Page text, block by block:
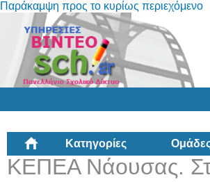
Παράκαμψη προς το κυρίως περιεχόμενο
Κατηγορίες
ΚΕΠΕΑ Νάουσας.